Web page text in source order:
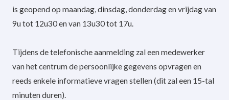
is geopend op maandag, dinsdag, donderdag en vrijdag van
9u tot 12u30 en van 13u30 tot 17u.
Tijdens de telefonische aanmelding zal een medewerker
van het centrum de persoonlijke gegevens opvragen en
reeds enkele informatieve vragen stellen (dit zal een 15-tal
minuten duren).